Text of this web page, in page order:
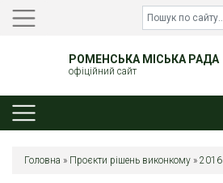
РОМЕНСЬКА МІСЬКА РАДА
офіційний сайт
Головна » Проєкти рішень виконкому » 2016